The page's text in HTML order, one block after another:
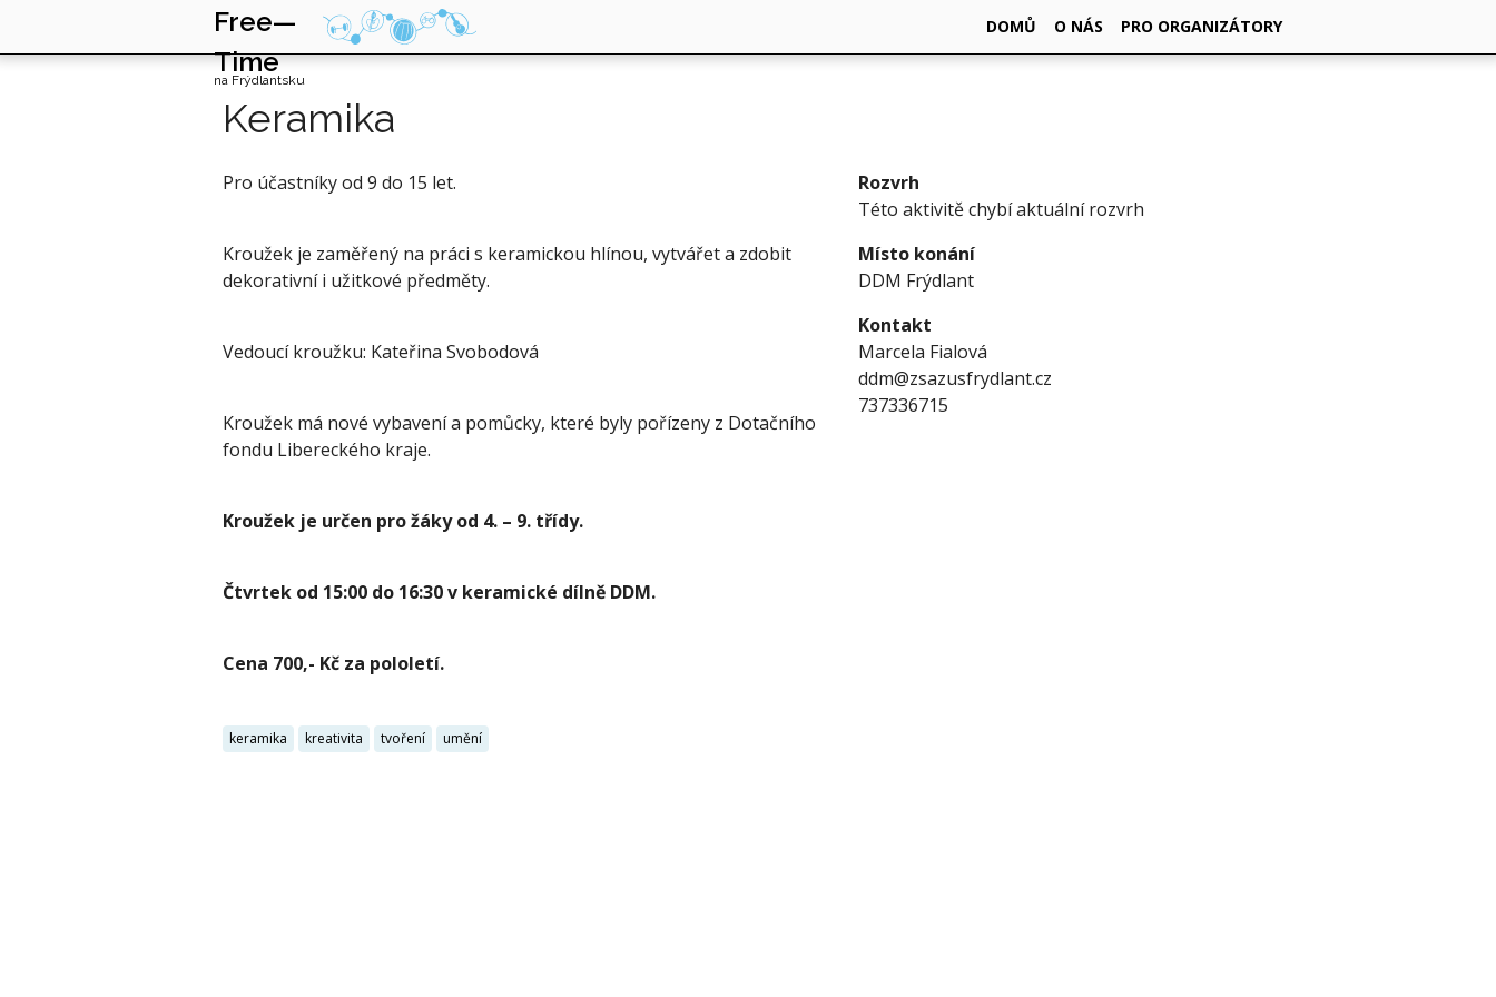
Free—
Time
na Frýdlantsku
DOMŮ O NÁS PRO ORGANIZÁTORY
Keramika
Pro účastníky od 9 do 15 let.
Kroužek je zaměřený na práci s keramickou hlínou, vytvářet a zdobit
dekorativní i užitkové předměty.
Vedoucí kroužku: Kateřina Svobodová
Kroužek má nové vybavení a pomůcky, které byly pořízeny z Dotačního
fondu Libereckého kraje.
Kroužek je určen pro žáky od 4. – 9. třídy.
Čtvrtek od 15:00 do 16:30 v keramické dílně DDM.
Cena 700,- Kč za pololetí.
keramika kreativita tvoření umění
Rozvrh
Této aktivitě chybí aktuální rozvrh
Místo konání
DDM Frýdlant
Kontakt
Marcela Fialová
ddm@zsazusfrydlant.cz
737336715